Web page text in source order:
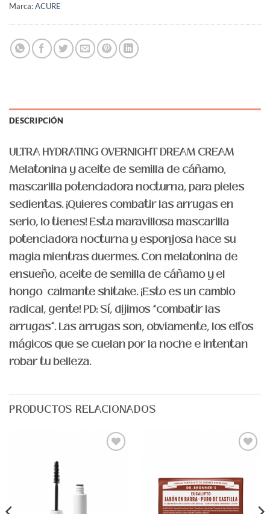
Marca:ACURE
DESCRIPCIÓN
ULTRA HYDRATING OVERNIGHT DREAM CREAM
Melatonina y aceite de semilla de cáñamo,
mascarilla potenciadora nocturna, para pieles
sedientas. ¡Quieres combatir las arrugas en
serio, lo tienes! Esta maravillosa mascarilla
potenciadora nocturna y esponjosa hace su
magia mientras duermes. Con melatonina de
ensueño, aceite de semilla de cáñamo y el
hongo calmante shitake. ¡Esto es un cambio
radical, gente! PD: Sí, dijimos “combatir las
arrugas”. Las arrugas son, obviamente, los elfos
mágicos que se cuelan por la noche e intentan
robar tu belleza.
PRODUCTOS RELACIONADOS
de
Deseos